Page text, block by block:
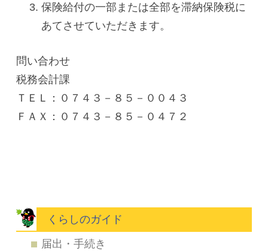
保険給付の一部または全部を滞納保険税に
あてさせていただきます。
問い合わせ
税務会計課
ＴＥＬ：０７４３－８５－００４３
ＦＡＸ：０７４３－８５－０４７２
くらしのガイド
届出・手続き